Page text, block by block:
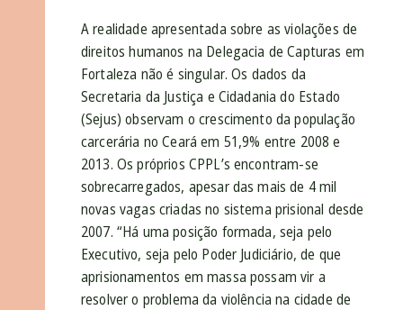
A realidade apresentada sobre as violações de
direitos humanos na Delegacia de Capturas em
Fortaleza não é singular. Os dados da
Secretaria da Justiça e Cidadania do Estado
(Sejus) observam o crescimento da população
carcerária no Ceará em 51,9% entre 2008 e
2013. Os próprios CPPL’s encontram-se
sobrecarregados, apesar das mais de 4 mil
novas vagas criadas no sistema prisional desde
2007. “Há uma posição formada, seja pelo
Executivo, seja pelo Poder Judiciário, de que
aprisionamentos em massa possam vir a
resolver o problema da violência na cidade de